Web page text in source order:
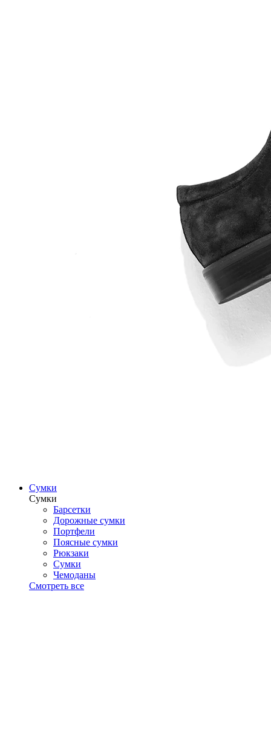
Сумки
Сумки
Барсетки
Дорожные сумки
Портфели
Поясные сумки
Рюкзаки
Сумки
Чемоданы
Смотреть все